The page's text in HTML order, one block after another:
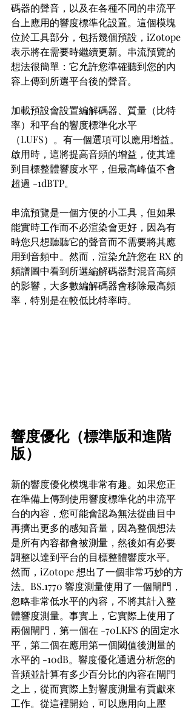
碼器的聲音，以及在各種不同的串流平
台上應用的響度標準化設置。這個模塊
位於工具部分，包括幾個預設，iZotope
表示將在需要時繼續更新。串流預覽的
想法很簡單：它允許您準確聽到您的內
容上傳到所選平台後的聲音。
加載預設會設置編解碼器、質量（比特
率）和平台的響度標準化水平
（LUFS）。有一個選項可以應用增益。
啟用時，這將提高音頻的增益，使其達
到目標整體響度水平，但最高峰值不會
超過 -1dBTP。
串流預覽是一個方便的小工具，但如果
能實時工作而不必渲染會更好，因為有
時您只想聽聽它的聲音而不需要將其應
用到音頻中。然而，渲染允許您在 RX 的
頻譜圖中看到所選編解碼器對混音高頻
的影響，大多數編解碼器會移除最高頻
率，特別是在較低比特率時。
響度優化（標準版和進階
版）
新的響度優化模塊非常有趣。如果您正
在準備上傳到使用響度標準化的串流平
台的內容，您可能會認為無法從曲目中
再擠出更多的感知音量，因為整個想法
是所有內容都會被測量，然後如有必要
調整以達到平台的目標整體響度水平。
然而，iZotope 想出了一個非常巧妙的方
法。BS.1770 響度測量使用了一個閘門，
忽略非常低水平的內容，不將其計入整
體響度測量。事實上，它實際上使用了
兩個閘門，第一個在 -70LKFS 的固定水
平，第二個在應用第一個閾值後測量的
水平的 -10dB。響度優化通過分析您的
音頻並計算有多少百分比的內容在閘門
之上，從而實際上對響度測量有貢獻來
工作。從這裡開始，可以應用向上壓